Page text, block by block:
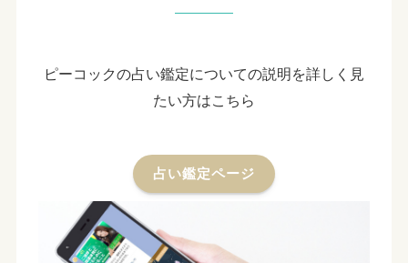
ピーコックの占い鑑定についての説明を詳しく見
たい方はこちら
占い鑑定ページ